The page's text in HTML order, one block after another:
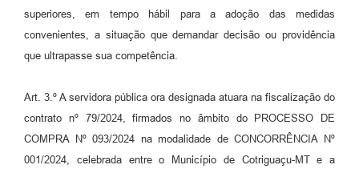
superiores, em tempo hábil para a adoção das medidas
convenientes, a situação que demandar decisão ou providência
que ultrapasse sua competência.
Art. 3.º A servidora pública ora designada atuara na fiscalização do
contrato nº 79/2024, firmados no âmbito do PROCESSO DE
COMPRA Nº 093/2024 na modalidade de CONCORRÊNCIA Nº
001/2024, celebrada entre o Município de Cotriguaçu-MT e a